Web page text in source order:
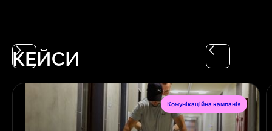
КЕЙСИ
Комунікаційна кампанія